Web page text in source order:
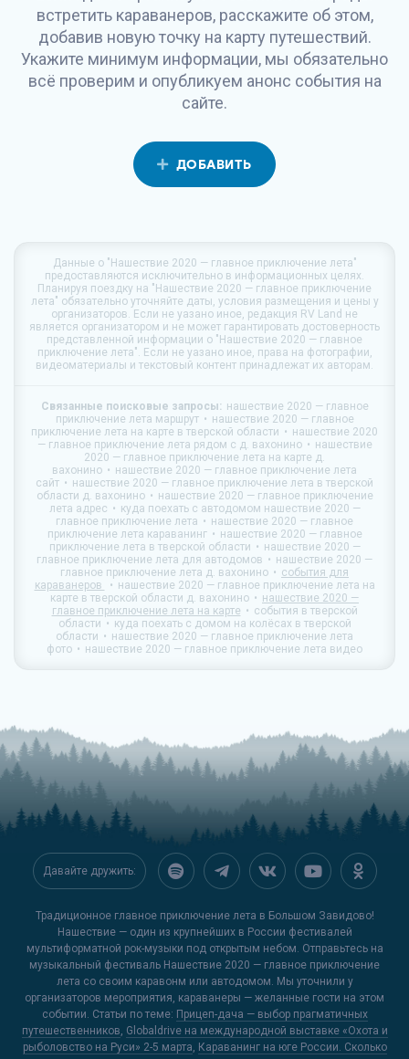
встретить караванеров, расскажите об этом,
добавив новую точку на карту путешествий.
Укажите минимум информации, мы обязательно
всё проверим и опубликуем анонс события на
сайте.
ДОБАВИТЬ
Данные о "Нашествие 2020 — главное приключение лета"
предоставляются исключительно в информационных целях.
Планируя поездку на "Нашествие 2020 — главное приключение
лета" обязательно уточняйте даты, условия размещения и цены у
организаторов. Если не уазано иное, редакция RV Land не
является организатором и не может гарантировать достоверность
представленной информации о "Нашествие 2020 — главное
приключение лета". Если не уазано иное, права на фотографии,
видеоматериалы и текстовый контент принадлежат их авторам.
Связанные поисковые запросы: нашествие 2020 — главное
приключение лета маршрут
нашествие 2020 — главное
приключение лета на карте в тверской области
нашествие 2020
— главное приключение лета рядом с д. вахонино
нашествие
2020 — главное приключение лета на карте д.
вахонино
нашествие 2020 — главное приключение лета
сайт
нашествие 2020 — главное приключение лета в тверской
области д. вахонино
нашествие 2020 — главное приключение
лета адрес
куда поехать с автодомом нашествие 2020 —
главное приключение лета
нашествие 2020 — главное
приключение лета караванинг
нашествие 2020 — главное
приключение лета в тверской области
нашествие 2020 —
главное приключение лета для автодомов
нашествие 2020 —
главное приключение лета д. вахонино
события для
караванеров
нашествие 2020 — главное приключение лета на
карте в тверской области д. вахонино
нашествие 2020 —
главное приключение лета на карте
события в тверской
области
куда поехать с домом на колёсах в тверской
области
нашествие 2020 — главное приключение лета
фото
нашествие 2020 — главное приключение лета видео
Давайте дружить:
Традиционное главное приключение лета в Большом Завидово!
Нашествие — один из крупнейших в России фестивалей
мультиформатной рок-музыки под открытым небом. Отправьтесь на
музыкальный фестиваль Нашествие 2020 — главное приключение
лета со своим каравонм или автодомом. Мы уточнили у
организаторов мероприятия, караванеры — желанные гости на этом
событии. Статьи по теме: Прицеп-дача — выбор прагматичных
путешественников, Globaldrive на международной выставке «Охота и
рыболовство на Руси» 2-5 марта, Караванинг на юге России. Сколько